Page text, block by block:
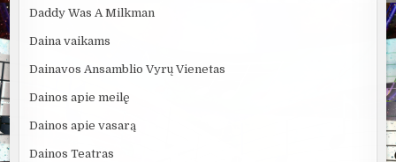
Daddy Was A Milkman
Daina vaikams
Dainavos Ansamblio Vyrų Vienetas
Dainos apie meilę
Dainos apie vasarą
Dainos Teatras